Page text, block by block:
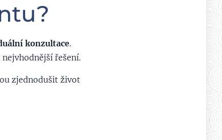
konzultace.
řešení.
zjednodušit život